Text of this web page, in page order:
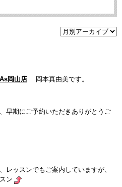
岡山店 岡本真由美です。
早期にご予約いただきありがとうご
レッスンでもご案内していますが、
ン
会社案内